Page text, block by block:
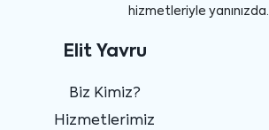
hizmetleriyle yanınızda.
Elit Yavru
Biz Kimiz?
Hizmetlerimiz